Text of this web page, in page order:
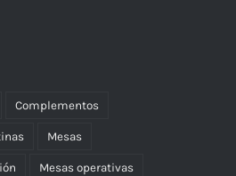
Complementos
Mesas
Mesas operativas